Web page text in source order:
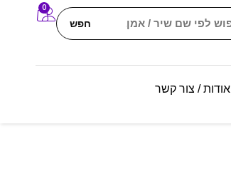
חפש
0
אודות / צור קשר